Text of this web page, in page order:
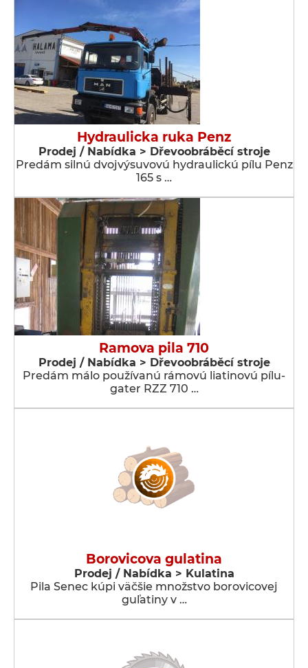
Hydraulicka ruka Penz
Prodej / Nabídka > Dřevoobráběcí stroje
Predám silnú dvojvýsuvovú hydraulickú pílu Penz
165 s …
Ramova pila 710
Prodej / Nabídka > Dřevoobráběcí stroje
Predám málo používanú rámovú liatinovú pílu-
gater RZZ 710 …
Borovicova gulatina
Prodej / Nabídka > Kulatina
Pila Senec kúpi väčšie množstvo borovicovej
guľatiny v …